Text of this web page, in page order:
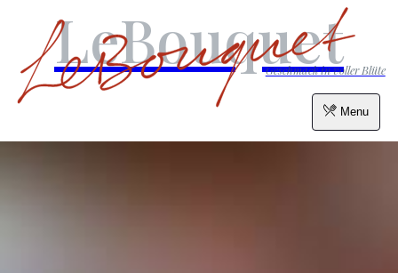
Menu
LeBouquet
Geschmack in voller Blüte